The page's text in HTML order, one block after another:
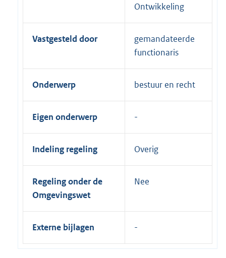
Ontwikkeling
Vastgesteld door
gemandateerde
functionaris
Onderwerp bestuur en recht
Eigen onderwerp
Indeling regeling Overig
Regeling onder de
Omgevingswet
Nee
Externe bijlagen